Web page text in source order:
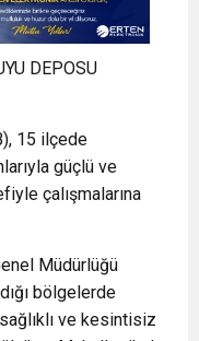
DEPOSU
15 ilçede
güçlü ve
çalışmalarına
Müdürlüğü
bölgelerde
ve kesintisiz